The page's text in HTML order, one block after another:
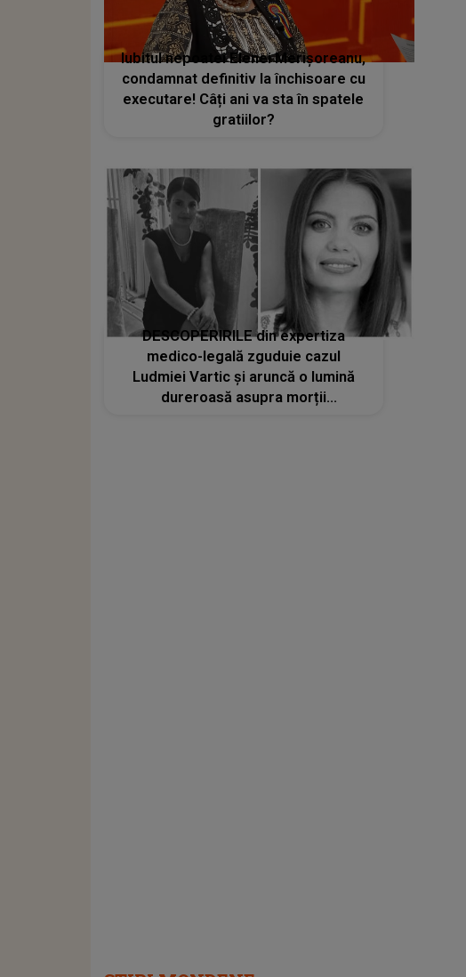
Iubitul nepoatei Elenei Merișoreanu,
condamnat definitiv la închisoare cu
executare! Câți ani va sta în spatele
gratiilor?
DESCOPERIRILE din expertiza
medico-legală zguduie cazul
Ludmiei Vartic și aruncă o lumină
dureroasă asupra morții